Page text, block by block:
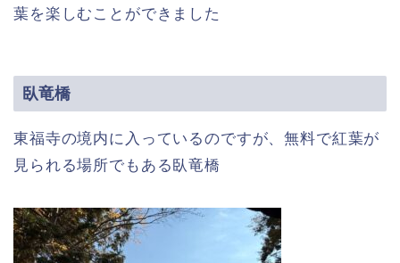
葉を楽しむことができました
臥竜橋
東福寺の境内に入っているのですが、無料で紅葉が
見られる場所でもある臥竜橋